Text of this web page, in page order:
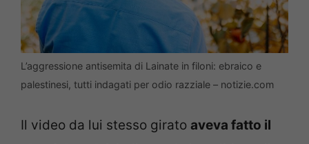
L’aggressione antisemita di Lainate in filoni: ebraico e
palestinesi, tutti indagati per odio razziale – notizie.com
Il video da lui stesso girato aveva fatto il